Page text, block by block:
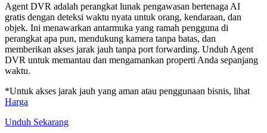
Agent DVR adalah perangkat lunak pengawasan bertenaga AI
gratis dengan deteksi waktu nyata untuk orang, kendaraan, dan
objek. Ini menawarkan antarmuka yang ramah pengguna di
perangkat apa pun, mendukung kamera tanpa batas, dan
memberikan akses jarak jauh tanpa port forwarding. Unduh Agent
DVR untuk memantau dan mengamankan properti Anda sepanjang
waktu.
*Untuk akses jarak jauh yang aman atau penggunaan bisnis, lihat
Harga
Unduh Sekarang